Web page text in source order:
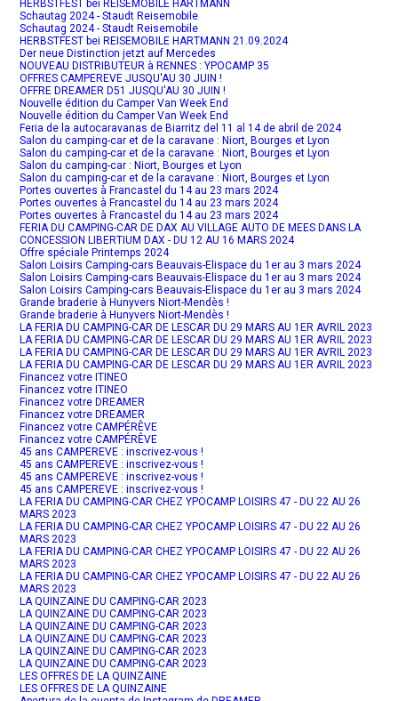
HERBSTFEST bei REISEMOBILE HARTMANN
Schautag 2024 - Staudt Reisemobile
Schautag 2024 - Staudt Reisemobile
HERBSTFEST bei REISEMOBILE HARTMANN 21.09.2024
Der neue Distinction jetzt auf Mercedes
NOUVEAU DISTRIBUTEUR à RENNES : YPOCAMP 35
OFFRES CAMPEREVE JUSQU'AU 30 JUIN !
OFFRE DREAMER D51 JUSQU'AU 30 JUIN !
Nouvelle édition du Camper Van Week End
Nouvelle édition du Camper Van Week End
Feria de la autocaravanas de Biarritz del 11 al 14 de abril de 2024
Salon du camping-car et de la caravane : Niort, Bourges et Lyon
Salon du camping-car et de la caravane : Niort, Bourges et Lyon
Salon du camping-car : Niort, Bourges et Lyon
Salon du camping-car et de la caravane : Niort, Bourges et Lyon
Portes ouvertes à Francastel du 14 au 23 mars 2024
Portes ouvertes à Francastel du 14 au 23 mars 2024
Portes ouvertes à Francastel du 14 au 23 mars 2024
FERIA DU CAMPING-CAR DE DAX AU VILLAGE AUTO DE MEES DANS LA
CONCESSION LIBERTIUM DAX - DU 12 AU 16 MARS 2024
Offre spéciale Printemps 2024
Salon Loisirs Camping-cars Beauvais-Elispace du 1er au 3 mars 2024
Salon Loisirs Camping-cars Beauvais-Elispace du 1er au 3 mars 2024
Salon Loisirs Camping-cars Beauvais-Elispace du 1er au 3 mars 2024
Grande braderie à Hunyvers Niort-Mendès !
Grande braderie à Hunyvers Niort-Mendès !
LA FERIA DU CAMPING-CAR DE LESCAR DU 29 MARS AU 1ER AVRIL 2023
LA FERIA DU CAMPING-CAR DE LESCAR DU 29 MARS AU 1ER AVRIL 2023
LA FERIA DU CAMPING-CAR DE LESCAR DU 29 MARS AU 1ER AVRIL 2023
LA FERIA DU CAMPING-CAR DE LESCAR DU 29 MARS AU 1ER AVRIL 2023
Financez votre ITINEO
Financez votre ITINEO
Financez votre DREAMER
Financez votre DREAMER
Financez votre CAMPÉRÊVE
Financez votre CAMPÉRÊVE
45 ans CAMPEREVE : inscrivez-vous !
45 ans CAMPEREVE : inscrivez-vous !
45 ans CAMPEREVE : inscrivez-vous !
45 ans CAMPEREVE : inscrivez-vous !
LA FERIA DU CAMPING-CAR CHEZ YPOCAMP LOISIRS 47 - DU 22 AU 26
MARS 2023
LA FERIA DU CAMPING-CAR CHEZ YPOCAMP LOISIRS 47 - DU 22 AU 26
MARS 2023
LA FERIA DU CAMPING-CAR CHEZ YPOCAMP LOISIRS 47 - DU 22 AU 26
MARS 2023
LA FERIA DU CAMPING-CAR CHEZ YPOCAMP LOISIRS 47 - DU 22 AU 26
MARS 2023
LA QUINZAINE DU CAMPING-CAR 2023
LA QUINZAINE DU CAMPING-CAR 2023
LA QUINZAINE DU CAMPING-CAR 2023
LA QUINZAINE DU CAMPING-CAR 2023
LA QUINZAINE DU CAMPING-CAR 2023
LA QUINZAINE DU CAMPING-CAR 2023
LES OFFRES DE LA QUINZAINE
LES OFFRES DE LA QUINZAINE